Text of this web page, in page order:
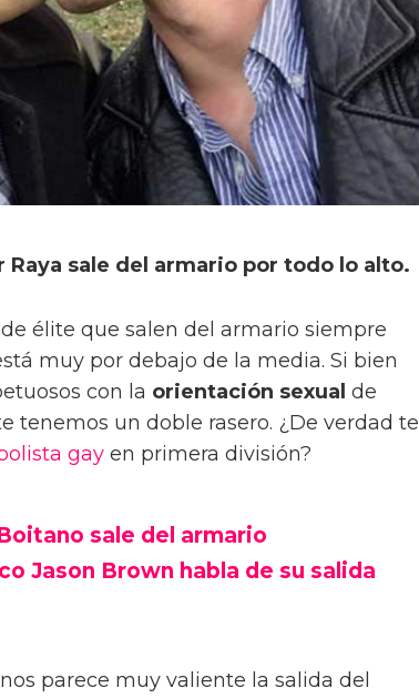
Raya sale del armario por todo lo alto.
élite que salen del armario siempre
muy por debajo de la media. Si bien
con la orientación sexual de
tenemos un doble rasero. ¿De verdad te
gay en primera división?
sale del armario
Jason Brown habla de su salida
parece muy valiente la salida del